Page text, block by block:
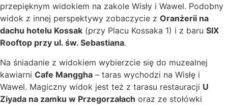
przepięknym widokiem na zakole Wisły i Wawel. Podobny
widok z innej perspektywy zobaczycie z Oranżerii na
dachu hotelu Kossak (przy Placu Kossaka 1) i z baru SIX
Rooftop przy ul. św. Sebastiana.
Na śniadanie z widokiem wybierzcie się do muzealnej
kawiarni Cafe Manggha – taras wychodzi na Wisłę i
Wawel. Magiczny widok jest też z tarasu restauracji U
Ziyada na zamku w Przegorzałach oraz ze stołówki